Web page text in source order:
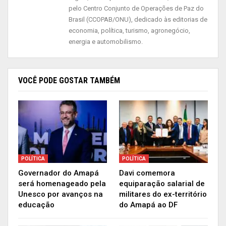
Mas os nove estados da Amazônia brasileira
esperam receber esse dinheiro diretamente se
governador do Amapá, Waldez Góes, que se
encontrou com o ministro do Clima e Meio
feira na conferência climática da ONU. “Se eles
(os governos nacionais) não conseguem resolver
sua discordância, precisam pensar em
mecanismos como o nosso”, disse Góes, que
lidera o consórcio de estados, em entrevista por
telefone, de Madri.
As conversas com a Noruega fazem parte de um
pelo Centro Conjunto de Operações de Paz do
Brasil (CCOPAB/ONU), dedicado às editorias de
economia, política, turismo, agronegócio,
energia e automobilismo.
VOCÊ PODE GOSTAR TAMBÉM
POLÍTICA
Governador do Amapá
será homenageado pela
Unesco por avanços na
educação
POLÍTICA
Davi comemora
equiparação salarial de
militares do ex-território
do Amapá ao DF